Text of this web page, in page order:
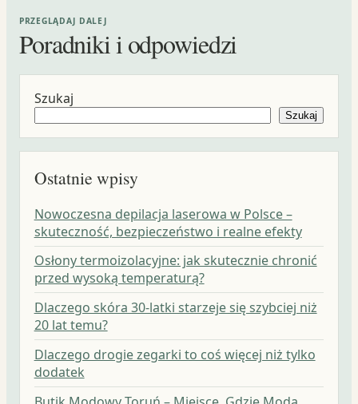
PRZEGLĄDAJ DALEJ
Poradniki i odpowiedzi
Szukaj
Szukaj
Ostatnie wpisy
Nowoczesna depilacja laserowa w Polsce –
skuteczność, bezpieczeństwo i realne efekty
Osłony termoizolacyjne: jak skutecznie chronić
przed wysoką temperaturą?
Dlaczego skóra 30-latki starzeje się szybciej niż
20 lat temu?
Dlaczego drogie zegarki to coś więcej niż tylko
dodatek